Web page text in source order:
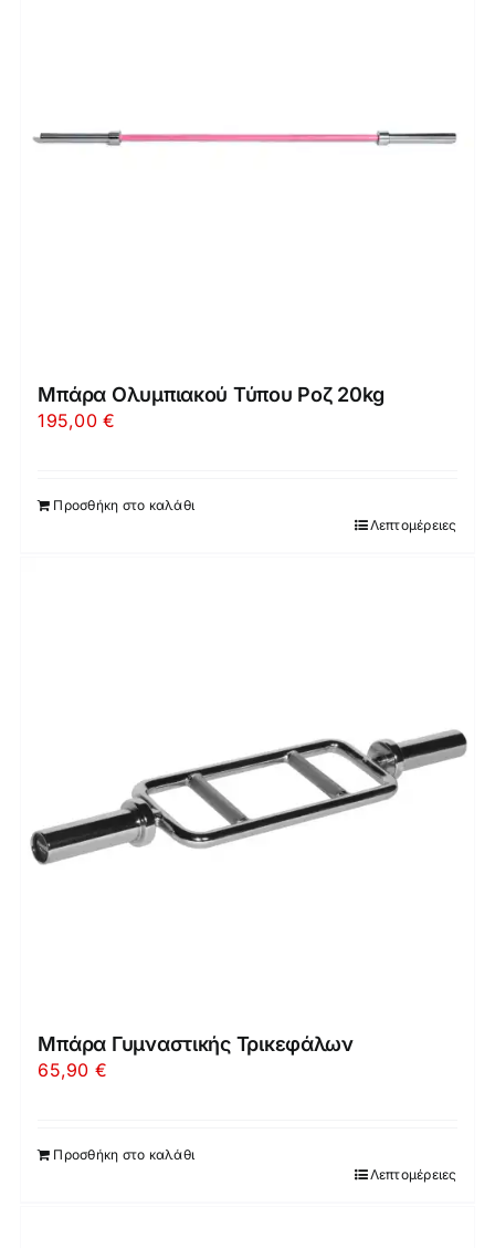
Μπάρα Ολυμπιακού Τύπου Ροζ 20kg
195,00€
Προσθήκη στο καλάθι
Λεπτομέρειες
Μπάρα Γυμναστικής Τρικεφάλων
65,90 €
Προσθήκη στο καλάθι
Λεπτομέρειες